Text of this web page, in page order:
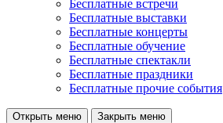
Бесплатные встречи
Бесплатные выставки
Бесплатные концерты
Бесплатные обучение
Бесплатные спектакли
Бесплатные праздники
Бесплатные прочие события
Открыть меню Закрыть меню